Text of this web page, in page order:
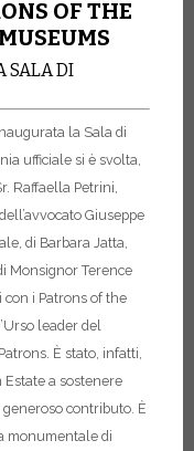
OF THE
SALA DI
la Sala di
ufficiale si è svolta,
Raffaella Petrini,
Giuseppe
di Barbara Jatta,
Monsignor Terence
i Patrons of the
leader del
È stato, infatti,
Estate a sostenere
contributo. È
monumentale di